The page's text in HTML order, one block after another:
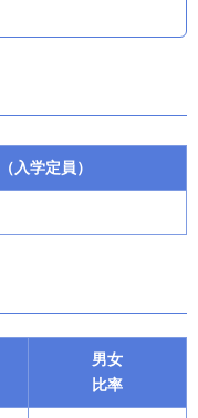
入学定員）
男女
比率